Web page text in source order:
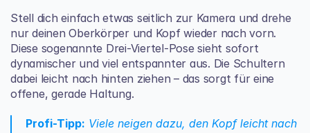
Stell dich einfach etwas seitlich zur Kamera und drehe
nur deinen Oberkörper und Kopf wieder nach vorn.
Diese sogenannte Drei-Viertel-Pose sieht sofort
dynamischer und viel entspannter aus. Die Schultern
dabei leicht nach hinten ziehen – das sorgt für eine
offene, gerade Haltung.
Profi-Tipp: Viele neigen dazu, den Kopf leicht nach